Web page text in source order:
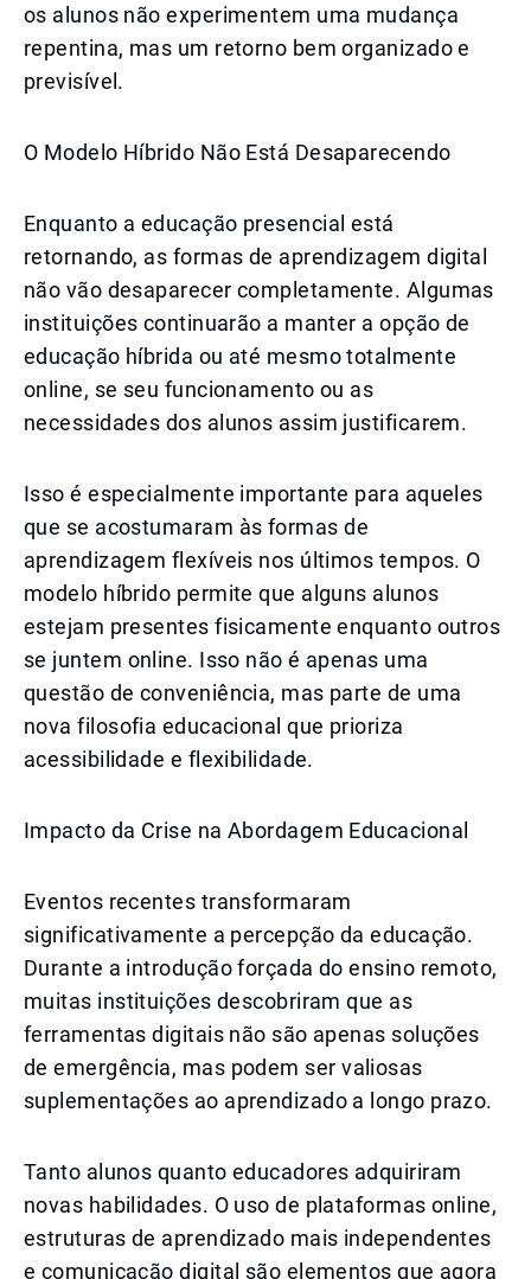
os alunos não experimentem uma mudança
repentina, mas um retorno bem organizado e
previsível.
O Modelo Híbrido Não Está Desaparecendo
Enquanto a educação presencial está
retornando, as formas de aprendizagem digital
não vão desaparecer completamente. Algumas
instituições continuarão a manter a opção de
educação híbrida ou até mesmo totalmente
online, se seu funcionamento ou as
necessidades dos alunos assim justificarem.
Isso é especialmente importante para aqueles
que se acostumaram às formas de
aprendizagem flexíveis nos últimos tempos. O
modelo híbrido permite que alguns alunos
estejam presentes fisicamente enquanto outros
se juntem online. Isso não é apenas uma
questão de conveniência, mas parte de uma
nova filosofia educacional que prioriza
acessibilidade e flexibilidade.
Impacto da Crise na Abordagem Educacional
Eventos recentes transformaram
significativamente a percepção da educação.
Durante a introdução forçada do ensino remoto,
muitas instituições descobriram que as
ferramentas digitais não são apenas soluções
de emergência, mas podem ser valiosas
suplementações ao aprendizado a longo prazo.
Tanto alunos quanto educadores adquiriram
novas habilidades. O uso de plataformas online,
estruturas de aprendizado mais independentes
e comunicação digital são elementos que agora